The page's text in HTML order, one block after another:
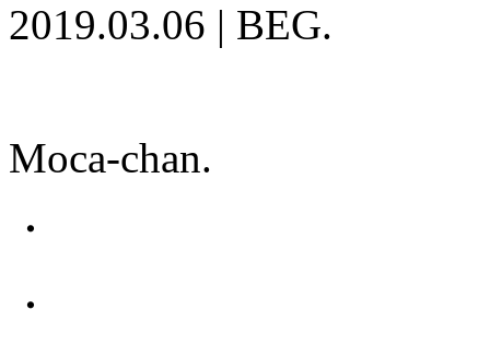
2019.03.06 | BEG.
Moca-chan.
・
・